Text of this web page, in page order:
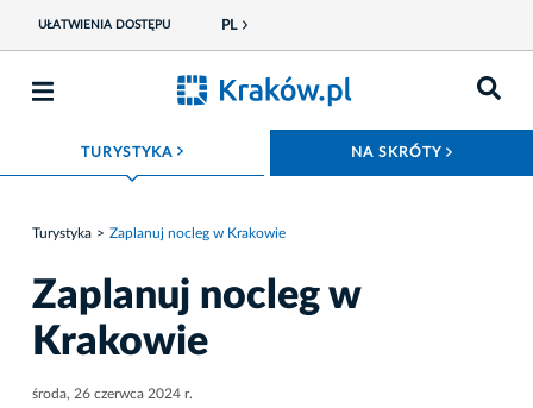
UŁATWIENIA DOSTĘPU PL
TURYSTYKA ROZWIŃ MENU NA SKRÓTY
Turystyka Zaplanuj nocleg w Krakowie
Zaplanuj nocleg w
Krakowie
środa, 26 czerwca 2024 r.